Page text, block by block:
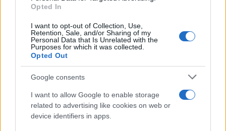
Opted In
I want to opt-out of Collection, Use,
Retention, Sale, and/or Sharing of my
Personal Data that Is Unrelated with the
Purposes for which it was collected.
Opted Out
Google consents
I want to allow Google to enable storage
related to advertising like cookies on web or
device identifiers in apps.
vivere green
consigli per un rientro a scuola
eco-friendly